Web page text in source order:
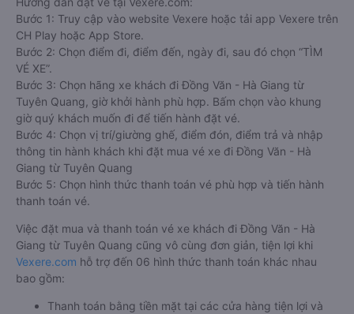
Bước 1: Truy cập vào website Vexere hoặc tải app Vexere trên
CH Play hoặc App Store.
Bước 2: Chọn điểm đi, điểm đến, ngày đi, sau đó chọn “TÌM
VÉ XE”.
Bước 3: Chọn hãng xe khách đi Đồng Văn - Hà Giang từ
Tuyên Quang, giờ khởi hành phù hợp. Bấm chọn vào khung
giờ quý khách muốn đi để tiến hành đặt vé.
Bước 4: Chọn vị trí/giường ghế, điểm đón, điểm trả và nhập
thông tin hành khách khi đặt mua vé xe đi Đồng Văn - Hà
Giang từ Tuyên Quang
Bước 5: Chọn hình thức thanh toán vé phù hợp và tiến hành
thanh toán vé.
Việc đặt mua và thanh toán vé xe khách đi Đồng Văn - Hà
Giang từ Tuyên Quang cũng vô cùng đơn giản, tiện lợi khi
Vexere.com hỗ trợ đến 06 hình thức thanh toán khác nhau
bao gồm:
Thanh toán bằng tiền mặt tại các cửa hàng tiện lợi và